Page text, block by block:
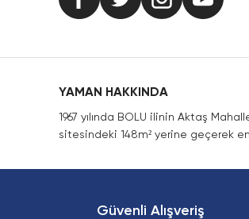
YAMAN HAKKINDA
1967 yılında BOLU ilinin Aktaş
sitesindeki 148m² yerine geçerek
Güvenli Alışveriş